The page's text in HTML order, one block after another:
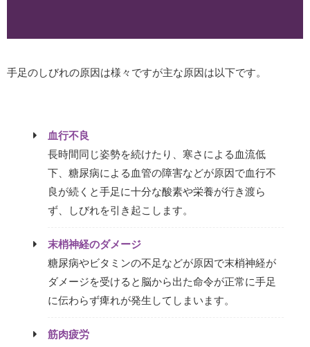
手足のしびれの原因は様々ですが主な原因は以下です。
血行不良
長時間同じ姿勢を続けたり、寒さによる血流低
下、糖尿病による血管の障害などが原因で血行不
良が続くと手足に十分な酸素や栄養が行き渡ら
ず、しびれを引き起こします。
末梢神経のダメージ
糖尿病やビタミンの不足などが原因で末梢神経が
ダメージを受けると脳から出た命令が正常に手足
に伝わらず痺れが発生してしまいます。
筋肉疲労